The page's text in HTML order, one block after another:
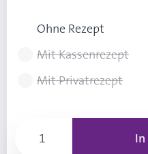
Ohne Rezept
Mit Kassenrezept
Mit Privatrezept